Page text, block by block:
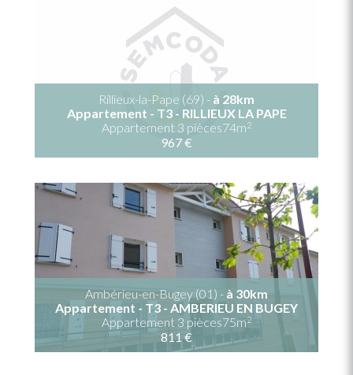
Rillieux-la-Pape (69) - à 28km
Appartement - T3 - RILLIEUX LA PAPE
Appartement 3 pièces74m2
967 €
Ambérieu-en-Bugey (01) - à 30km
Appartement - T3 - AMBERIEU EN BUGEY
Appartement 3 pièces75m2
811 €